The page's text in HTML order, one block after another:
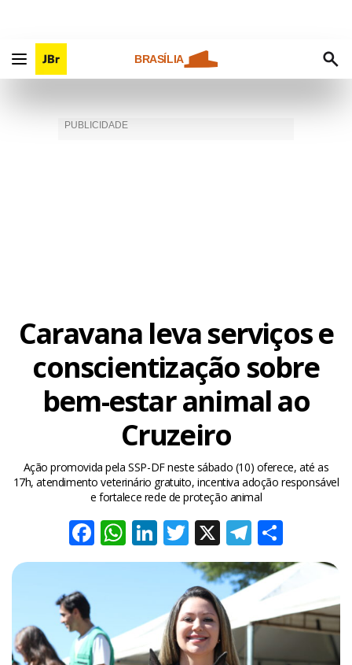
BRASÍLIA
Caravana leva serviços e
conscientização sobre
bem-estar animal ao
Cruzeiro
Ação promovida pela SSP-DF neste sábado (10) oferece, até as
17h, atendimento veterinário gratuito, incentiva adoção responsável
e fortalece rede de proteção animal
Facebook
WhatsApp
LinkedIn
Twitter
X